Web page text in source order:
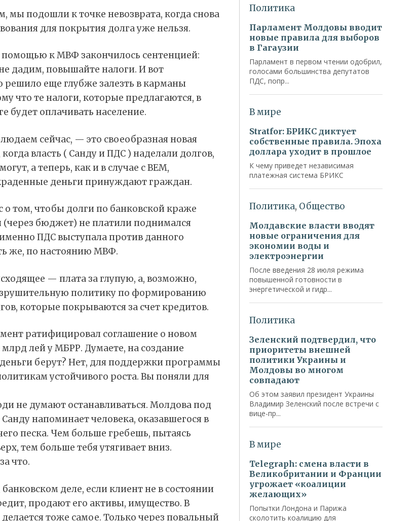
мы подошли к точке невозврата, когда снова
для покрытия долга уже нельзя.
к МВФ закончилось сентенцией:
дадим, повышайте налоги. И вот
решило еще глубже залезть в карманы
что те налоги, которые предлагаются, в
будет оплачивать население.
сейчас, — это своеобразная новая
власть ( Санду и ПДС ) наделали долгов,
а теперь, как и в случае с ВЕМ,
деньги принуждают граждан.
о том, чтобы долги по банковской краже
бюджет) не платили поднимался
ПДС выступала против данного
же, по настоянию МВФ.
— плата за глупую, а, возможно,
политику по формированию
которые покрываются за счет кредитов.
ратифицировал соглашение о новом
млрд лей у МБРР. Думаете, на создание
берут? Нет, для поддержки программы
устойчивого роста. Вы поняли для
не думают останавливаться. Молдова под
напоминает человека, оказавшегося в
песка. Чем больше гребешь, пытаясь
тем больше тебя утягивает вниз.
что.
деле, если клиент не в состоянии
продают его активы, имущество. В
тоже самое. Только через повальный